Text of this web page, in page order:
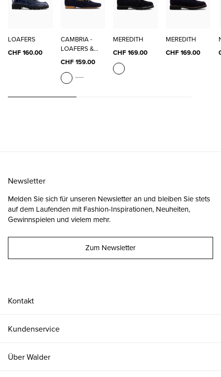
LOAFERS
CHF 160.00
CAMBRIA -
LOAFERS &
MOKASSINS
CHF 159.00
MEREDITH
CHF 169.00
MEREDITH
CHF 169.00
Kontakt
Kundenservice
Über Walder
Newsletter
Melden Sie sich für unseren Newsletter an und bleiben Sie stets
auf dem Laufenden mit Fashion-Inspirationen, Neuheiten,
Gewinnspielen und vielem mehr.
Zum Newsletter